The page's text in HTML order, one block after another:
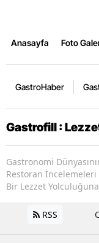
Anasayfa Foto
GastroHaber
Gastrofill :
Gastronomi
Restoran
Bir Lezzet
RSS